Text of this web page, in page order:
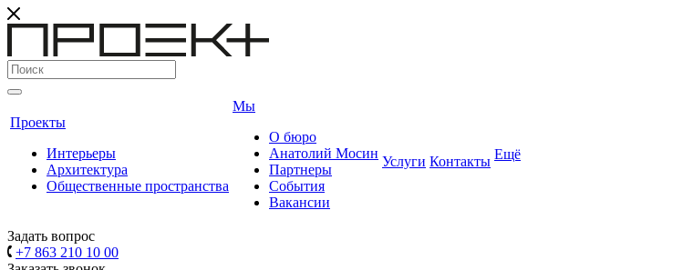
Проекты
Интерьеры
Архитектура
Общественные пространства
Мы
О бюро
Анатолий Мосин
Партнеры
События
Вакансии
Услуги Контакты Ещё
Задать вопрос
+7 863 210 10 00